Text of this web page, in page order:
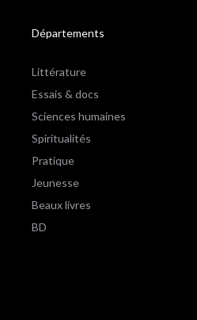
Départements
Littérature
Essais & docs
Sciences humaines
Spiritualités
Pratique
Jeunesse
Beaux livres
BD